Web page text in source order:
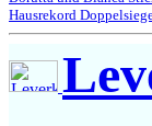
Hausrekord